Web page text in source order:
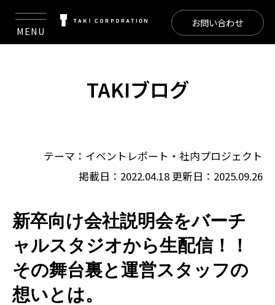
MENU
お問い合わせ
TAKIブログ
テーマ： イベントレポート ・ 社内プロジェクト
掲載日：2022.04.18 更新日：2025.09.26
新卒向け会社説明会をバーチ
ャルスタジオから生配信！！
その舞台裏と運営スタッフの
想いとは。